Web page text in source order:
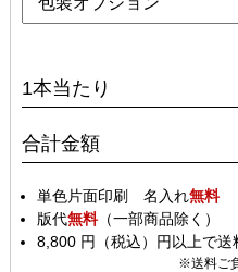
1本当たり
合計金額
単色片面印刷 名入れ無料
版代無料（一部商品除く）
8,800 円（税込）円以上で送
※送料ご